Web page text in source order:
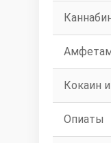
Кокаин
Опиаты